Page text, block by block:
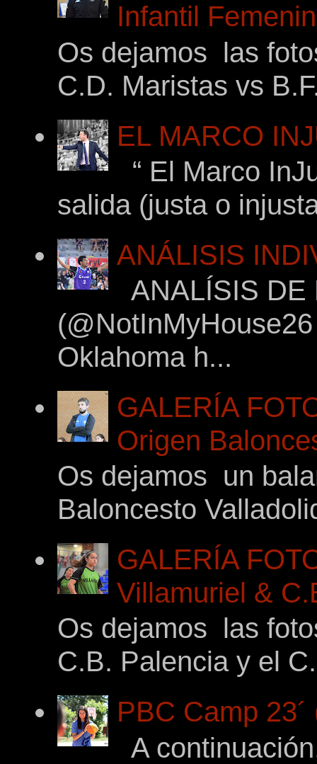
Infantil
Os dejamos las
C.D. Maristas vs
EL MARCO
“ El Marco
salida (justa o
ANÁLISIS
ANALÍSIS DE
Oklahoma h...
GALERÍA
Origen
Os dejamos un
Baloncesto
GALERÍA
Villamuriel &
Os dejamos las
C.B. Palencia y el
PBC Camp
A